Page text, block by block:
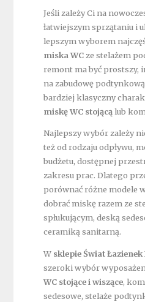
Jeśli zależy Ci na
łatwiejszym sprzątaniu i
lepszym wyborem
miska WC ze stelażem
remont ma być prostszy,
na zabudowę
bardziej klasyczny
miskę WC stojącąlub
Najlepszy wybór zależy
też od rodzaju odpływu,
budżetu, dostępnej
zakresu prac. Dlatego
porównać różne modele
dobrać miskę razem ze
spłukującym, deską
ceramiką sanitarną.
W sklepie Świat Łazienek
szeroki wybór
WC stojące i wiszące,
sedesowe, stelaże